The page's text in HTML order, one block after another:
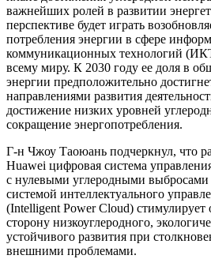
важнейших ролей в развитии
перспективе будет играть
потребления энергии в сфере
коммуникационных технологий
всему миру. К 2030 году ее доля в
энергии предположительно
направлениями развития
достижение низких уровней
сокращение энергопотребления.
Г-н Чжоу Таоюань подчеркнул, что
Huawei цифровая система
с нулевыми углеродными выбросами
системой интеллектуального
(Intelligent Power Cloud) стимулирует
сторону низкоуглеродного,
устойчивого развития при
внешними проблемами.